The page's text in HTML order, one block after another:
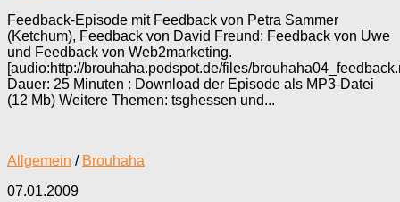
Feedback-Episode mit Feedback von Petra Sammer
(Ketchum), Feedback von David Freund: Feedback von Uwe
und Feedback von Web2marketing.
[audio:http://brouhaha.podspot.de/files/
Dauer: 25 Minuten : Download der Episode als MP3-Datei
(12 Mb) Weitere Themen: tsghessen und...
Allgemein / Brouhaha
07.01.2009